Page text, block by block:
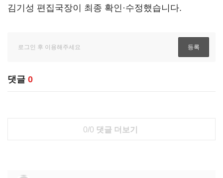
김기성 편집국장이 최종 확인·수정했습니다.
댓글 0
0/0 댓글 더보기